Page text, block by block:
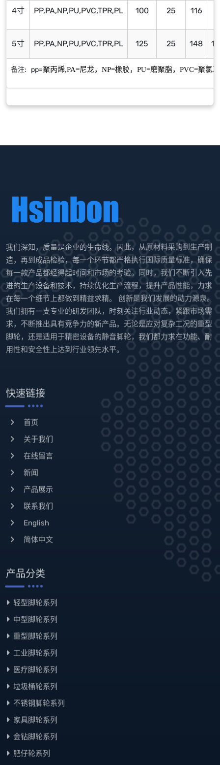
4寸 PP,PA,NP,PU,PVC,TPR,PL 100 25 116
5寸 PP,PA,NP,PU,PVC,TPR,PL 125 25 148
备注: pp=聚丙烯,PA=尼龙，NP=橡胶，PU=磨聚脂，PVC=聚氯
我们深知，质量是企业的生命线。因此，从原材料采购到生产制
造，再到成品检验，每一个环节都严格执行国际质量标准，确保
每一款产品都经得起时间和市场的考验。同时，我们不断引入先
进的生产设备和技术，持续优化生产流程，提升产品性能，力求
在每一个细节上都做到精益求精。 创新是我们发展的动力源泉。
我们拥有一支专业的研发团队，时刻关注行业动态，紧跟市场需
求，不断推出具有竞争力的新产品。无论是应对复杂工况的重型
脚轮，还是适用于精密设备的静音脚轮，我们都力求在功能、耐
用性和安全性上达到行业领先水平。
快速链接
首页
关于我们
在线留言
新闻
产品展示
联系我们
English
简体中文
产品分类
轻型脚轮系列
中型脚轮系列
重型脚轮系列
工业脚轮系列
医疗脚轮系列
垃圾桶轮系列
不锈钢脚轮系列
家具脚轮系列
金钻脚轮系列
肥仔轮系列